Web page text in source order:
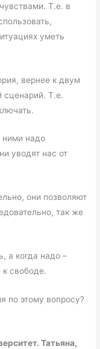
Т.е. в
уметь
вернее к двум
сценарий. Т.е.
ними надо
уводят нас от
они позволяют
так же
а когда надо –
к свободе.
по этому вопросу?
Татьяна,